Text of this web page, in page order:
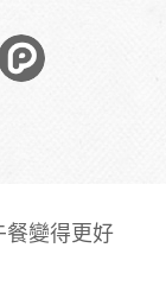
變得更好